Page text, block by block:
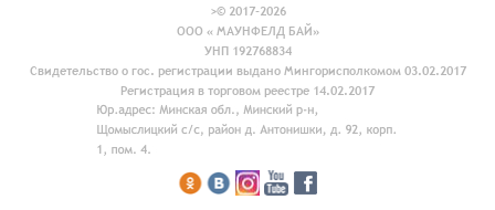
>© 2017-2026
ООО « МАУНФЕЛД БАЙ»
УНП 192768834
Свидетельство о гос. регистрации выдано Мингорисполкомом 03.02.2017
Регистрация в торговом реестре 14.02.2017